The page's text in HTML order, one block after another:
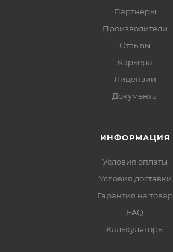
Партнеры
Производители
Отзывы
Карьера
Лицензии
Документы
ИНФОРМАЦИЯ
Условия оплаты
Условия доставки
Гарантия на товар
FAQ
Калькуляторы